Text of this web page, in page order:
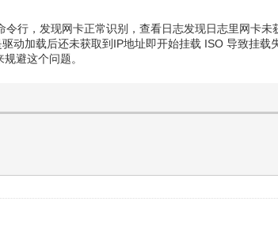
行，发现网卡正常识别，查看日志发现日志里网卡
动加载后还未获取到IP地址即开始挂载 ISO 导致挂
避这个问题。